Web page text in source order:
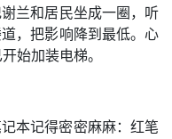
兰和居民坐成一圈，听
，把影响降到最低。心
始加装电梯。
本记得密密麻麻：红笔